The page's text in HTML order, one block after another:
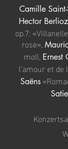
Camille Saint-
Hector Berlioz
op.7:
rose»,
moll, Ernest
l‘amour et de
Saëns
Satie